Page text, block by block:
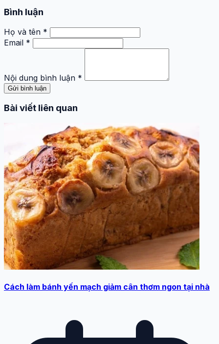
Bình luận
Họ và tên *
Email *
Nội dung bình luận *
Gửi bình luận
Bài viết liên quan
Cách làm bánh yến mạch giảm cân thơm ngon tại nhà